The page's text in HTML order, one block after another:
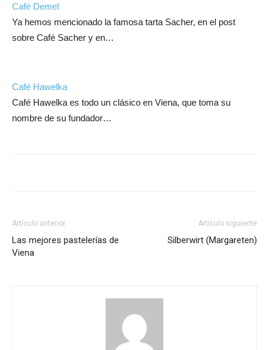
Café Demel
Ya hemos mencionado la famosa tarta Sacher, en el post
sobre Café Sacher y en…
Café Hawelka
Café Hawelka es todo un clásico en Viena, que toma su
nombre de su fundador…
Artículo anterior
Las mejores pastelerías de
Viena
Artículo siguiente
Silberwirt (Margareten)